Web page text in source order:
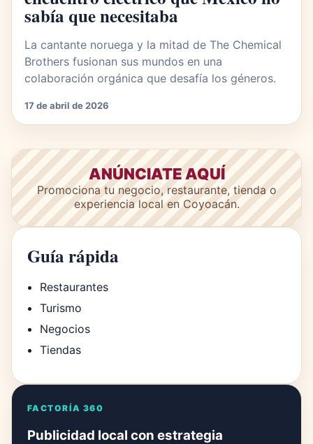
sabía que necesitaba
La cantante noruega y la mitad de The Chemical
Brothers fusionan sus mundos en una
colaboración orgánica que desafía los géneros.
17 de abril de 2026
ANÚNCIATE AQUÍ
Promociona tu negocio, restaurante, tienda o
experiencia local en Coyoacán.
Guía rápida
Restaurantes
Turismo
Negocios
Tiendas
FACTORÍA 360
Publicidad local con estrategia